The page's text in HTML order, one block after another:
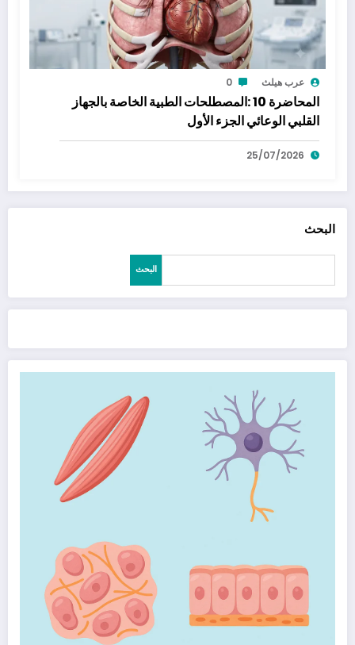
عرب هيلث 0
المحاضرة 10 :المصطلحات الطبية الخاصة بالجهاز
القلبي الوعائي الجزء الأول
25/07/2026
البحث
البحث